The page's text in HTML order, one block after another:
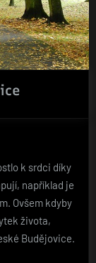
k srdci díky
například je
Ovšem kdyby
života,
Budějovice.